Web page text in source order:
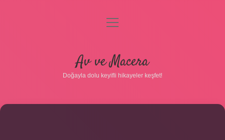
Gizlilik Politikası
menüyü
Av ve Macera
Doğayla dolu keyifli hikayeler keşfet!